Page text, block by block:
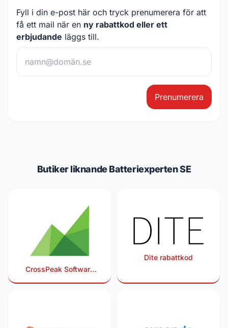
Fyll i din e-post här och tryck prenumerera för att
få ett mail när en ny rabattkod eller ett
erbjudande läggs till.
Prenumerera
Butiker liknande Batteriexperten SE
CrossPeak Software
Dite rabattkod